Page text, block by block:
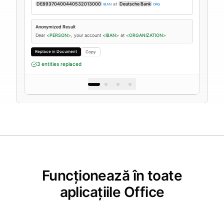
DE89370400440532013000 IBAN at Deutsche Bank ORG
Anonymized Result
Dear <PERSON> , your account <IBAN> at <ORGANIZATION>
Replace in Document Copy
3 entities replaced
Funcționează în toate
aplicațiile Office